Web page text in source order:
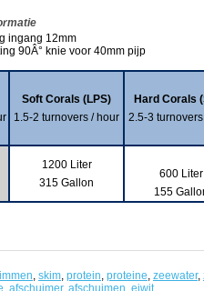
ingang 12mm
90Â° knie voor 40mm pijp
Soft Corals (LPS)
1.5-2 turnovers / hour
Hard Corals
2.5-3
1200 Liter
315 Gallon
600 Liter
155
, skim, protein, proteine, zeewater,
afschuimer, afschuimen eiwit